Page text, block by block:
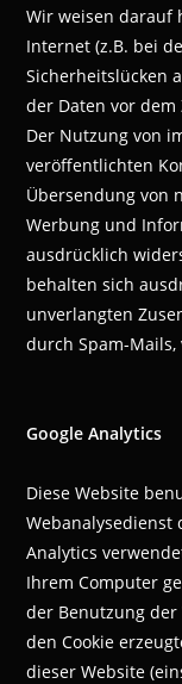
Wir weisen darauf
Internet (z.B. bei
Sicherheitslücken
der Daten vor
Der Nutzung von
veröffentlichten
Übersendung von
Werbung und
ausdrücklich
behalten sich
unverlangten
durch Spam-Mails,
Google Analytics
Diese Website
Webanalysedienst
Analytics
Ihrem Computer
der Benutzung
den Cookie
dieser Website